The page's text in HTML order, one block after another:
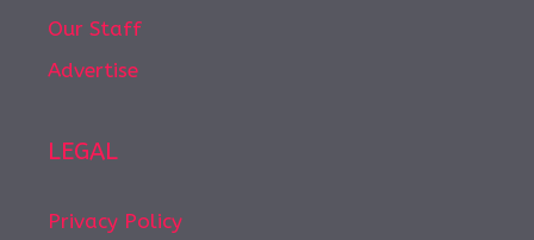
Our Staff
Advertise
LEGAL
Privacy Policy